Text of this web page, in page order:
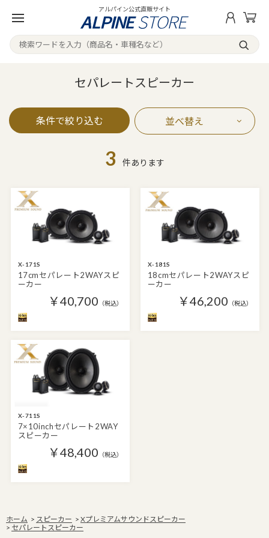
アルパイン公式直販サイト
セパレートスピーカー
条件で絞り込む 並べ替え
3 件あります
X-171S
17cmセパレート2WAYスピ
ーカー
￥40,700 （税込）
X-181S
18cmセパレート2WAYスピ
ーカー
￥46,200 （税込）
X-711S
7×10inchセパレート2WAY
スピーカー
￥48,400 （税込）
ホーム > スピーカー > Xプレミアムサウンドスピーカー
> セパレートスピーカー